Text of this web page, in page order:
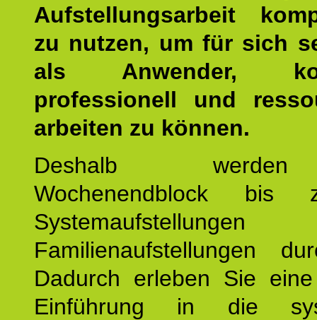
Aufstellungsarbeit
zu nutzen, um für sich
als Anwender,
professionell und
arbeiten zu können.
Deshalb
Wochenendblock bis
Familienaufstellungen
Dadurch erleben Sie
Einführung in die